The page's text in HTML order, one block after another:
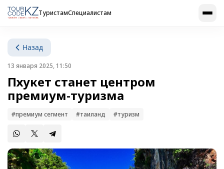
ТуристамСпециалистам
Назад
13 января 2025, 11:50
Пхукет станет центром
премиум-туризма
#премиум сегмент #таиланд #туризм